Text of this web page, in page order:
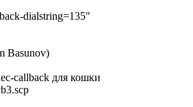
dialstring=135"
Basunov)
callback для кошки